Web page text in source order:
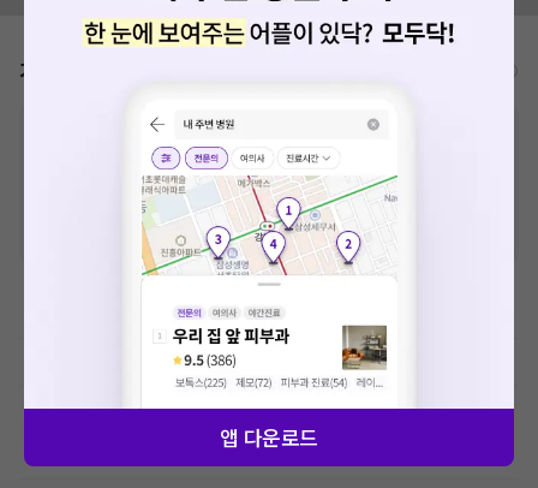
가격표
비급여 항목의 경우,
추가비용 등으로 실제 가격과 상이할 수 있으니, 정확
한 가격은 해당 의료기관에 직접 문의해주세요.
급여 항목의 경우,건강보험심사평가원 에 고지되어 있는 급여 진료 기준 가
격입니다. (진료와 연관된 복합적인 비용이 추가되어, 병원마다 금액이 다르게
산정될 수 있는 점 참고 바랍니다.)
※ 이벤트가, 할인가는 VAT 포함
기능 검사료(시기능검사)
앱 다운로드